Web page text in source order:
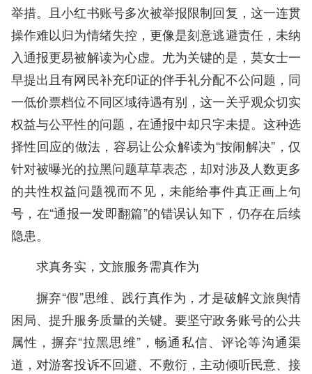
举措。且小红书账号多次被举报限制回复，这一连贯
操作难以归为情绪失控，更像是刻意逃避责任，未纳
入通报更易被解读为心虚。尤为关键的是，莫女士一
早提出且有网民补充印证的伴手礼分配不公问题，同
一低价票档位不同区域待遇有别，这一关乎观众切实
权益与公平性的问题，在通报中却只字未提。这种选
择性回应的做法，容易让公众解读为“按闹解决”，仅
针对被曝光的拉黑问题草草表态，却对涉及人数更多
的共性权益问题视而不见，未能给事件真正画上句
号，在“通报一发即翻篇”的错误认知下，仍存在后续
隐患。
求真务实，文旅服务需真作为
摒弃“假”思维、践行真作为，才是破解文旅舆情
困局、提升服务质量的关键。要坚守政务账号的公共
属性，摒弃“拉黑思维”，畅通私信、评论等沟通渠
道，对游客投诉不回避、不敷衍，主动倾听民意、接